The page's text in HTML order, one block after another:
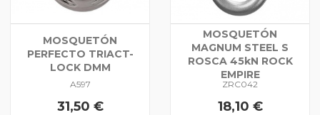
MOSQUETÓN
PERFECTO TRIACT-
LOCK DMM
A597
31,50 €
MOSQUETÓN
MAGNUM STEEL S
ROSCA 45kN ROCK
EMPIRE
ZRC042
18,10 €